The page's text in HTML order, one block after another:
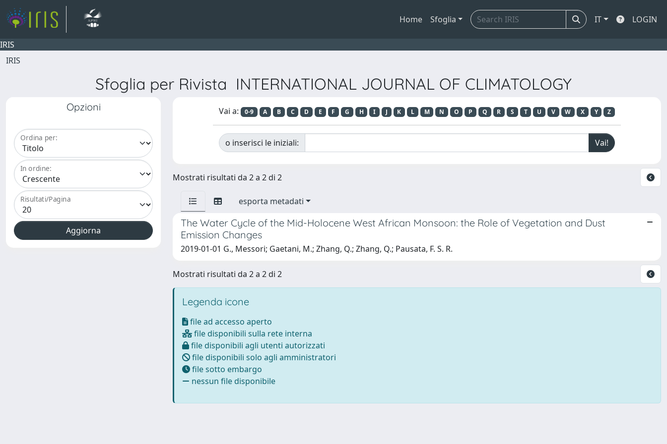
Home Sfoglia IT LOGIN
IRIS
IRIS
Sfoglia per Rivista INTERNATIONAL JOURNAL OF CLIMATOLOGY
Opzioni
Ordina per:
In ordine:
Risultati/Pagina
Vai a: 0-9 A B C D E F G H I J K L M N O P Q R S T U V W X Y Z
o inserisci le iniziali:
Mostrati risultati da 2 a 2 di 2
esporta metadati
The Water Cycle of the Mid-Holocene West African Monsoon: the Role of Vegetation and Dust
Emission Changes
2019-01-01 G., Messori; Gaetani, M.; Zhang, Q.; Zhang, Q.; Pausata, F. S. R.
Mostrati risultati da 2 a 2 di 2
Legenda icone
file ad accesso aperto
file disponibili sulla rete interna
file disponibili agli utenti autorizzati
file disponibili solo agli amministratori
file sotto embargo
nessun file disponibile